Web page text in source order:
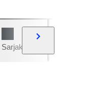
Sarjakuvat